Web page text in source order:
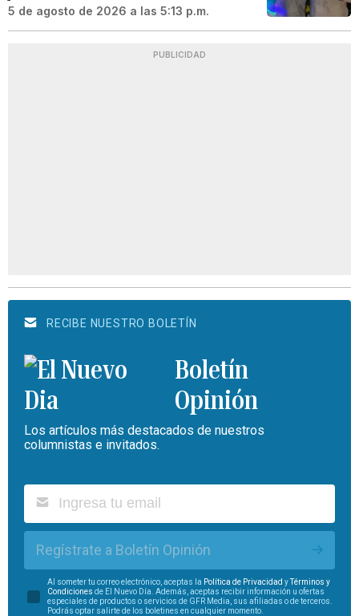
5 de agosto de 2026 a las 5:13 p.m.
PUBLICIDAD
RECIBE NUESTRO BOLETÍN
Boletín
Opinión
Los artículos más destacados de nuestros
columnistas e invitados.
Regístrate a Boletín Opinión
Al someter tu correo electrónico, aceptas la Política de Privacidad yTérminos y
Condiciones de El Nuevo Día. Además, aceptas recibir información u ofertas
especiales de productos o servicios de GFR Media, sus afiliadas o de terceros.
Podrás optar salirte de los boletines en cualquier momento.